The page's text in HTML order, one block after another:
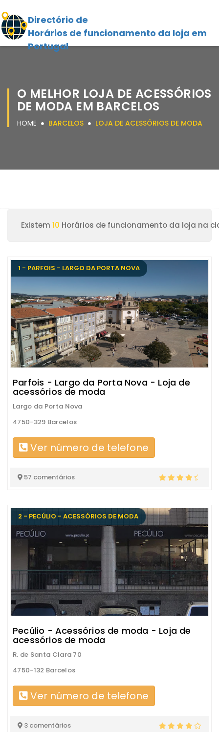
Directório de
Horários de funcionamento da loja em
Portugal
O MELHOR LOJA DE ACESSÓRIOS
DE MODA EM BARCELOS
HOME BARCELOS LOJA DE ACESSÓRIOS DE MODA
Existem 10 Horários de funcionamento da loja na
1 - PARFOIS - LARGO DA PORTA NOVA
Parfois - Largo da Porta Nova - Loja de
acessórios de moda
Largo da Porta Nova
4750-329 Barcelos
Ver número de telefone
57 comentários
2 - PECÚLIO - ACESSÓRIOS DE MODA
Pecúlio - Acessórios de moda - Loja de
acessórios de moda
R. de Santa Clara 70
4750-132 Barcelos
Ver número de telefone
3 comentários